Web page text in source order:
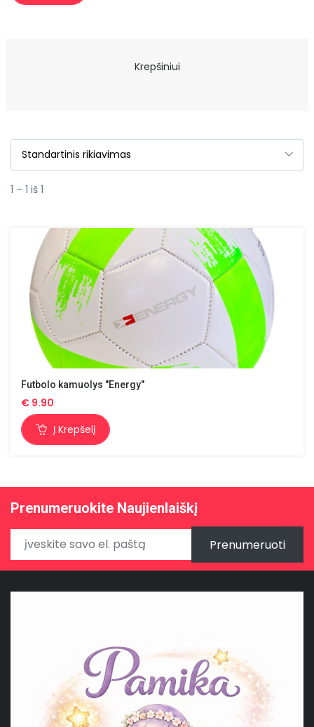
Krepšiniui
1 – 1 iš 1
Futbolo kamuolys "Energy"
€ 9.90
Į Krepšelį
Prenumeruokite Naujienlaiškį
Prenumeruoti